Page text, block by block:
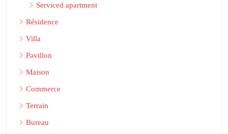
Serviced apartment
Résidence
Villa
Pavillon
Maison
Commerce
Terrain
Bureau